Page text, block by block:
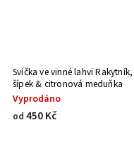
Svíčka ve vinné lahvi Rakytník,
šípek & citronová meduňka
Vyprodáno
od 450 Kč